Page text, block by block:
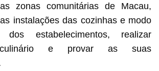
zonas comunitárias de Macau,
instalações das cozinhas e modo
estabelecimentos, realizar
culinário e provar as suas